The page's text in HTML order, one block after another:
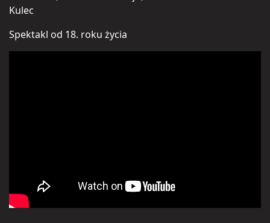
Kulec
Spektakl od 18. roku życia